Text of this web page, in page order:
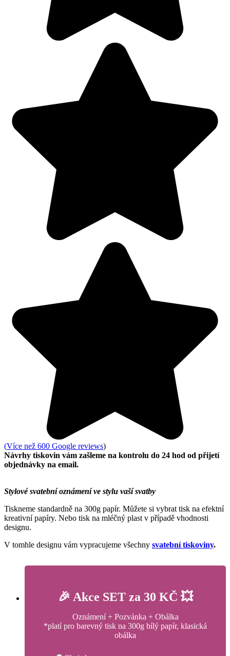
(Více než 600 Google reviews)
Návrhy tiskovin vám zašleme na kontrolu do 24 hod od přijetí
objednávky na email.
Stylové svatební oznámení ve stylu vaší svatby
Tiskneme standardně na 300g papír. Můžete si vybrat tisk na efektní
kreativní papíry. Nebo tisk na mléčný plast v případě vhodnosti
designu.
V tomhle designu vám vypracujeme všechny svatební tiskoviny.
🎉 Akce SET za 30 KČ 💥
Oznámení + Pozvánka + Obálka
*platí pro barevný tisk na 300g bílý papír, klasická
obálka